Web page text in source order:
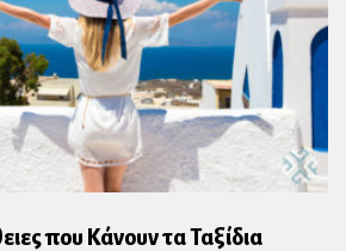
που Κάνουν τα Ταξίδια